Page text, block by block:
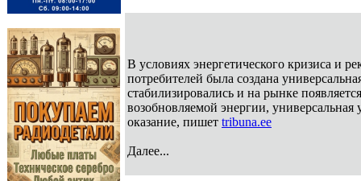
В условиях энергетического кризиса и
потребителей была создана
стабилизировались и на рынке
возобновляемой энергии, универсальная
оказание, пишет tribuna.ee
Далее...